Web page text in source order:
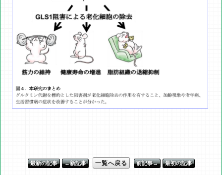
最新の記事 ←新記事 一覧へ戻る 前記事→ 最初の記事